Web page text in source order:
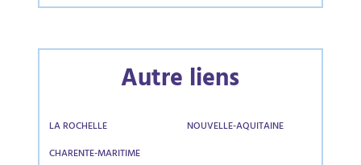
Autre liens
LA ROCHELLE
CHARENTE-MARITIME
NOUVELLE-AQUITAINE